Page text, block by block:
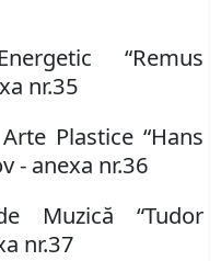
“Remus
nr.35
Plastice “Hans
- anexa nr.36
Muzică “Tudor
nr.37